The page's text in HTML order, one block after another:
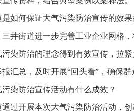
如何保证大气污染防治宣传的效
井街道进一步完善工业企业网格
染防治的理念得到有效宣传，拉
汇总，及时开展“回头看”，确保
染防治宣传活动有什么成效？
过开展本次大气污染防治活动，